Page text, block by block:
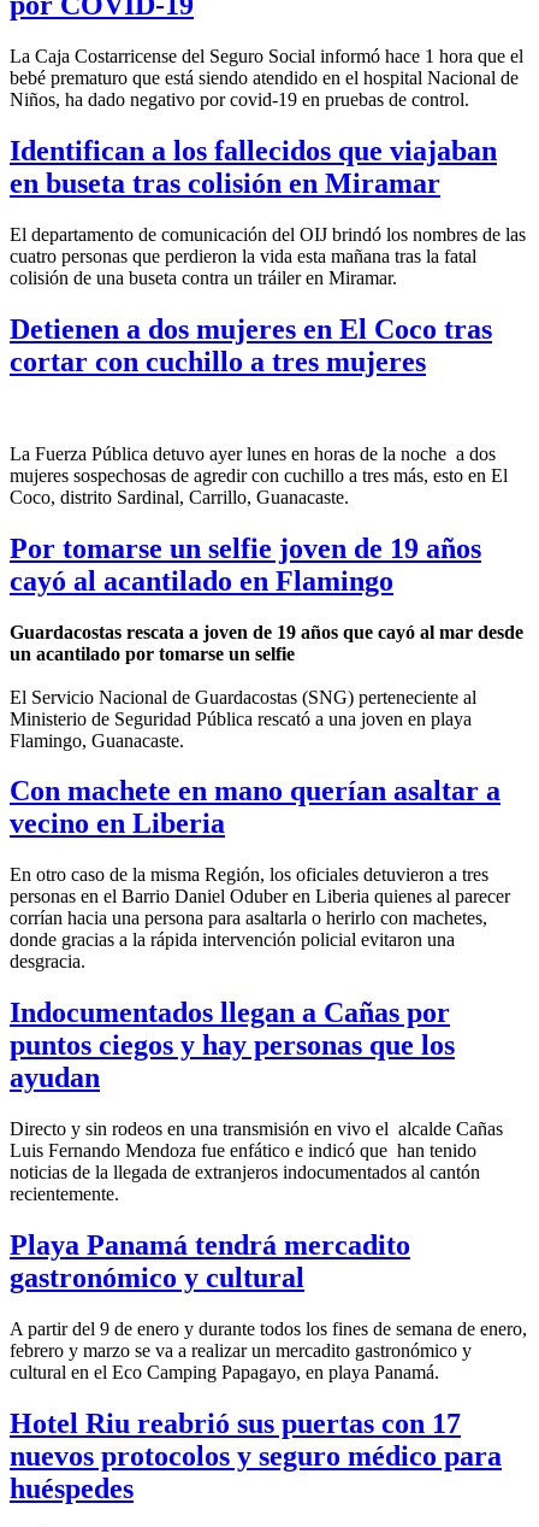
La Caja Costarricense del Seguro Social informó hace 1 hora que el
bebé prematuro que está siendo atendido en el hospital Nacional de
Niños, ha dado negativo por covid-19 en pruebas de control.
Identifican a los fallecidos que viajaban
en buseta tras colisión en Miramar
El departamento de comunicación del OIJ brindó los nombres de las
cuatro personas que perdieron la vida esta mañana tras la fatal
colisión de una buseta contra un tráiler en Miramar.
Detienen a dos mujeres en El Coco tras
cortar con cuchillo a tres mujeres
La Fuerza Pública detuvo ayer lunes en horas de la noche a dos
mujeres sospechosas de agredir con cuchillo a tres más, esto en El
Coco, distrito Sardinal, Carrillo, Guanacaste.
Por tomarse un selfie joven de 19 años
cayó al acantilado en Flamingo
Guardacostas rescata a joven de 19 años que cayó al mar desde
un acantilado por tomarse un selfie
El Servicio Nacional de Guardacostas (SNG) perteneciente al
Ministerio de Seguridad Pública rescató a una joven en playa
Flamingo, Guanacaste.
Con machete en mano querían asaltar a
vecino en Liberia
En otro caso de la misma Región, los oficiales detuvieron a tres
personas en el Barrio Daniel Oduber en Liberia quienes al parecer
corrían hacia una persona para asaltarla o herirlo con machetes,
donde gracias a la rápida intervención policial evitaron una
desgracia.
Indocumentados llegan a Cañas por
puntos ciegos y hay personas que los
ayudan
Directo y sin rodeos en una transmisión en vivo el alcalde Cañas
Luis Fernando Mendoza fue enfático e indicó que han tenido
noticias de la llegada de extranjeros indocumentados al cantón
recientemente.
Playa Panamá tendrá mercadito
gastronómico y cultural
A partir del 9 de enero y durante todos los fines de semana de enero,
febrero y marzo se va a realizar un mercadito gastronómico y
cultural en el Eco Camping Papagayo, en playa Panamá.
Hotel Riu reabrió sus puertas con 17
nuevos protocolos y seguro médico para
huéspedes